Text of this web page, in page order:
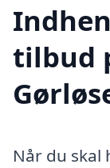
tilbud
Når du